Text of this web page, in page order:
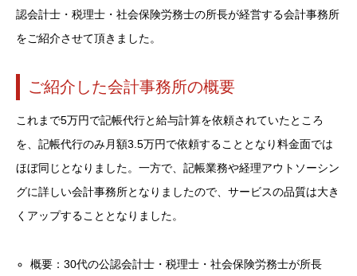
認会計士・税理士・社会保険労務士の所長が経営する会計事務所
をご紹介させて頂きました。
ご紹介した会計事務所の概要
これまで5万円で記帳代行と給与計算を依頼されていたところ
を、記帳代行のみ月額3.5万円で依頼することとなり料金面では
ほぼ同じとなりました。一方で、記帳業務や経理アウトソーシン
グに詳しい会計事務所となりましたので、サービスの品質は大き
くアップすることとなりました。
概要：30代の公認会計士・税理士・社会保険労務士が所長